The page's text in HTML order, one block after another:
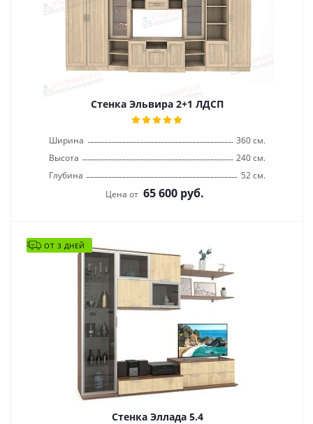
Стенка Эльвира 2+1 ЛДСП
Ширина
360 см.
Высота
240 см.
Глубина
52 см.
Цена от 65 600 руб.
ОТ 3 ДНЕЙ
Стенка Эллада 5.4